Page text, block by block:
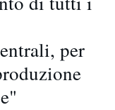
per